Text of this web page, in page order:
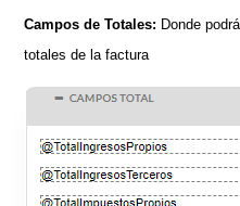
Campos de Totales: Donde
totales de la factura